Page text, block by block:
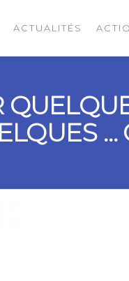
ACTUALITÉS
…